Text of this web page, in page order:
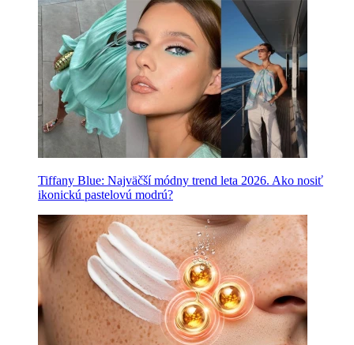
Tiffany Blue: Najväčší módny trend leta 2026. Ako nosiť
ikonickú pastelovú modrú?